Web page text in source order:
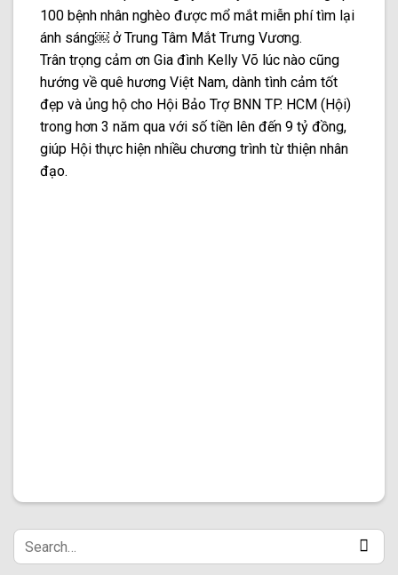
100 bệnh nhân nghèo được mổ mắt miễn phí tìm lại
ánh sáng￼ ở Trung Tâm Mắt Trưng Vương.
Trân trọng cảm ơn Gia đình Kelly Võ lúc nào cũng
hướng về quê hương Việt Nam, dành tình cảm tốt
đẹp và ủng hộ cho Hội Bảo Trợ BNN TP. HCM (Hội)
trong hơn 3 năm qua với số tiền lên đến 9 tỷ đồng,
giúp Hội thực hiện nhiều chương trình từ thiện nhân
đạo.